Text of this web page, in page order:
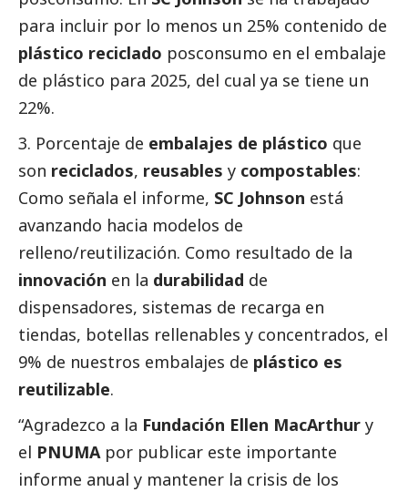
para incluir por lo menos un 25% contenido de
plástico reciclado posconsumo en el embalaje
de plástico para 2025, del cual ya se tiene un
22%.
Porcentaje de embalajes de plástico que
son reciclados, reusables y compostables:
Como señala el informe, SC Johnson está
avanzando hacia modelos de
relleno/reutilización. Como resultado de la
innovación en la durabilidad de
dispensadores, sistemas de recarga en
tiendas, botellas rellenables y concentrados, el
9% de nuestros embalajes de plástico es
reutilizable.
“Agradezco a la Fundación Ellen MacArthur y
el PNUMA por publicar este importante
informe anual y mantener la crisis de los